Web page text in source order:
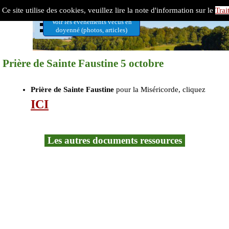
Ce site utilise des cookies, veuillez lire la note d'information sur le
Sauter le menu
Doyenné 7 Vallées-Ternois
Voir les évènements vécus en
doyenné (photos, articles)
Prière de Sainte Faustine 5 octobre
Prière de Sainte Faustine pour la Miséricorde, cliquez
ICI
Les autres documents ressources